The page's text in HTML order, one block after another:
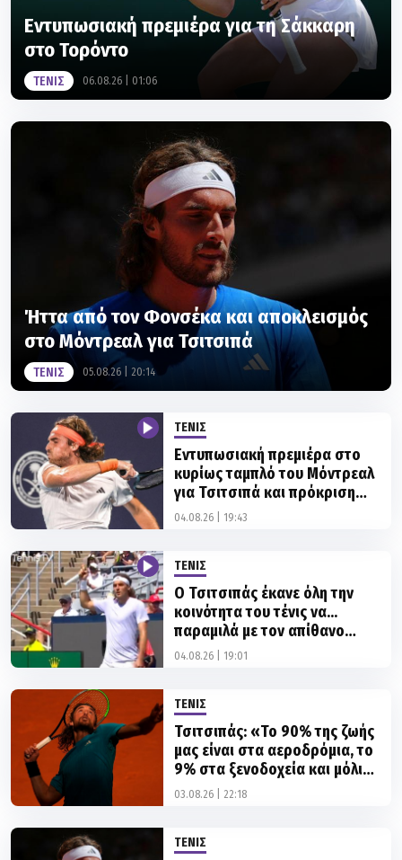
ΤΕΝΙΣ 06.08.26 | 01:06
Ήττα από τον Φονσέκα και αποκλεισμός
στο Μόντρεαλ για Τσιτσιπά
ΤΕΝΙΣ 05.08.26 | 20:14
ΤΕΝΙΣ
κυρίως ταμπλό του Μόντρεαλ
για Τσιτσιπά και πρόκριση
στον δεύτερο γύρο του
National Bank Open!
04.08.26 | 19:43
κοινότητα του τένις να...
παραμιλά με τον απίθανο
πόντο που πέτυχε στο
Μόντρεαλ!
04.08.26 | 19:01
μας είναι στα αεροδρόμια, το
9% στα ξενοδοχεία και μόλις
το 1% στο τένις»
03.08.26 | 22:18
καθήκον του κόντρα στον